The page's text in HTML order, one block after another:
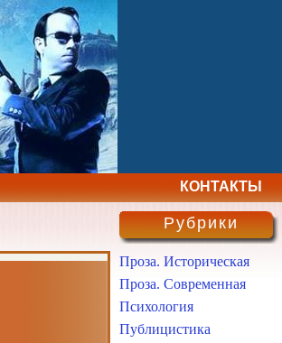
КОНТАКТЫ
Рубрики
Проза. Историческая
Проза. Современная
Психология
Публицистика